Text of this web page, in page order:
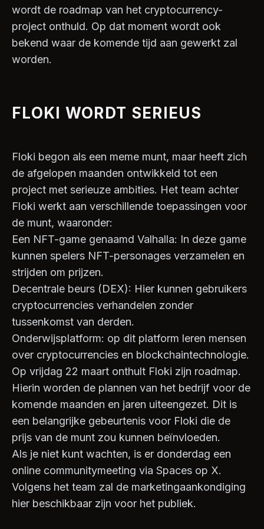
wordt de roadmap van het cryptocurrency-
project onthuld. Op dat moment wordt ook
bekend waar de komende tijd aan gewerkt zal
worden.
FLOKI WORDT SERIEUS
Floki begon als een meme munt, maar heeft zich
de afgelopen maanden ontwikkeld tot een
project met serieuze ambities. Het team achter
Floki werkt aan verschillende toepassingen voor
de munt, waaronder:
Een NFT-game genaamd Valhalla: In deze game
kunnen spelers NFT-personages verzamelen en
strijden om prijzen.
Decentrale beurs (DEX): Hier kunnen gebruikers
cryptocurrencies verhandelen zonder
tussenkomst van derden.
Onderwijsplatform: op dit platform leren mensen
over cryptocurrencies en blockchaintechnologie.
Op vrijdag 22 maart onthult Floki zijn roadmap.
Hierin worden de plannen van het bedrijf voor de
komende maanden en jaren uiteengezet. Dit is
een belangrijke gebeurtenis voor Floki die de
prijs van de munt zou kunnen beïnvloeden.
Als je niet kunt wachten, is er donderdag een
online communitymeeting via Spaces op X.
Volgens het team zal de marketingaankondiging
hier beschikbaar zijn voor het publiek.